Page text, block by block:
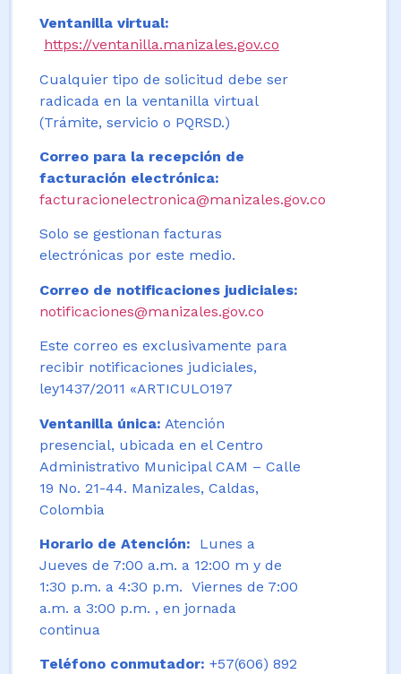
Ventanilla virtual:
https://ventanilla.manizales.gov.co
Cualquier tipo de solicitud debe ser
radicada en la ventanilla virtual
(Trámite, servicio o PQRSD.)
Correo para la recepción de
facturación electrónica:
facturacionelectronica@manizales.gov.co
Solo se gestionan facturas
electrónicas por este medio.
Correo de notificaciones judiciales:
notificaciones@manizales.gov.co
Este correo es exclusivamente para
recibir notificaciones judiciales,
ley1437/2011 «ARTICULO197
Ventanilla única: Atención
presencial, ubicada en el Centro
Administrativo Municipal CAM – Calle
19 No. 21-44. Manizales, Caldas,
Colombia
Horario de Atención:
Lunes a
Jueves de 7:00 a.m. a 12:00 m y de
1:30 p.m. a 4:30 p.m. Viernes de 7:00
a.m. a 3:00 p.m. , en jornada
continua
Teléfono conmutador: +57(606) 892